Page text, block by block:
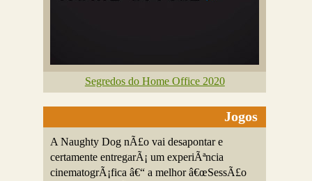
Segredos do Home Office 2020
Jogos
A Naughty Dog nÃ£o vai desapontar e
certamente entregarÃ¡ um experiÃªncia
cinematogrÃ¡fica â€“ a melhor â€œSessÃ£o